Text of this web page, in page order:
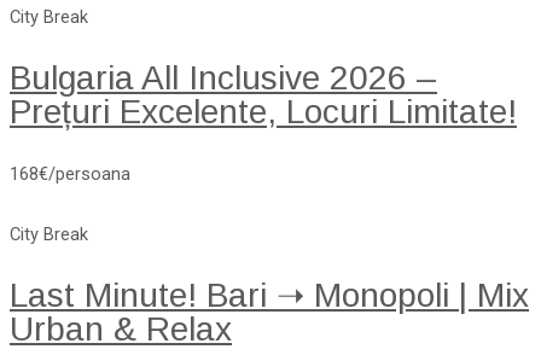
City Break
Bulgaria All Inclusive 2026 –
Prețuri Excelente, Locuri Limitate!
168€/persoana
City Break
Last Minute! Bari ➝ Monopoli | Mix
Urban & Relax